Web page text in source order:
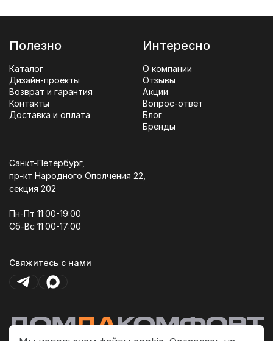
Полезно
Каталог
Дизайн-проекты
Возврат и гарантия
Контакты
Доставка и оплата
Интересно
О компании
Отзывы
Акции
Вопрос-ответ
Блог
Бренды
Санкт-Петербург,
пр-кт Народного Ополчения 22,
секция 202
Пн-Пт 11:00-19:00
Сб-Вс 11:00-17:00
Свяжитесь с нами